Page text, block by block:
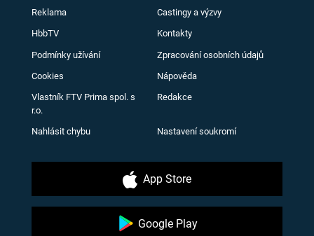
Reklama Castingy a výzvy
HbbTV Kontakty
Podmínky užívání Zpracování osobních údajů
Cookies Nápověda
Vlastník FTV Prima spol. s
r.o.
Redakce
Nahlásit chybu Nastavení soukromí
App Store
Google Play